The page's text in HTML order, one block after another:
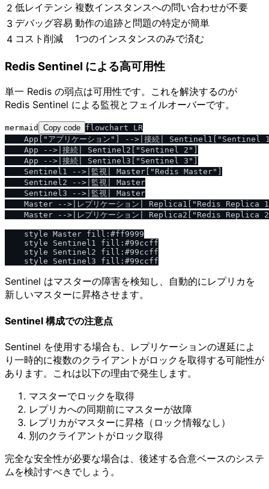
2 低レイテンシ 複数インスタンスへの問い合わせが不要
3 デバッグ容易 動作の追跡と問題の特定が簡単
4 コスト削減 1つのインスタンスのみで済む
Redis Sentinel による高可用性
単一 Redis の弱点は可用性です。これを解決するのが
Redis Sentinel による監視とフェイルオーバーです。
mermaid Copy code flowchart LR
App["アプリケーション"] -->|接続| Sentinel1["Sentinel
    App -->|接続| Sentinel2["Sentinel 2"]
    App -->|接続| Sentinel3["Sentinel 3"]
    Sentinel1 -->|監視| Master["Redis Master"]
    Sentinel2 -->|監視| Master
    Sentinel3 -->|監視| Master
Master -->|レプリケーション| Replica1["Redis Replica
Master -->|レプリケーション| Replica2["Redis Replica
    style Master fill:#ff9999
    style Sentinel1 fill:#99ccff
    style Sentinel2 fill:#99ccff
Sentinel はマスターの障害を検知し、自動的にレプリカを
新しいマスターに昇格させます。
Sentinel 構成での注意点
Sentinel を使用する場合も、レプリケーションの遅延によ
り一時的に複数のクライアントがロックを取得する可能性が
あります。これは以下の理由で発生します。
マスターでロックを取得
レプリカへの同期前にマスターが故障
レプリカがマスターに昇格（ロック情報なし）
別のクライアントがロック取得
完全な安全性が必要な場合は、後述する合意ベースのシステ
ムを検討すべきでしょう。